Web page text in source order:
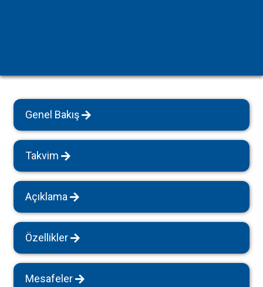
Genel Bakış
Takvim
Açıklama
Özellikler
Mesafeler